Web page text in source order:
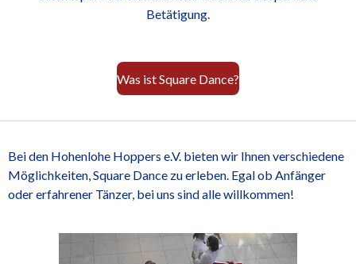
Betätigung.
Was ist Square Dance?
Bei den Hohenlohe Hoppers e.V. bieten wir Ihnen verschiedene
Möglichkeiten, Square Dance zu erleben. Egal ob Anfänger
oder erfahrener Tänzer, bei uns sind alle willkommen!